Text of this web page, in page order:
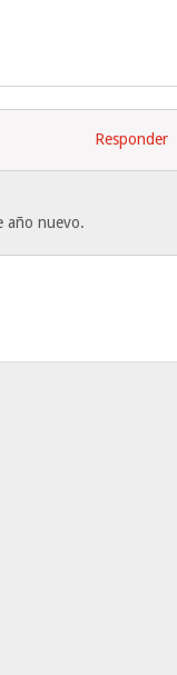
Responder
año nuevo.